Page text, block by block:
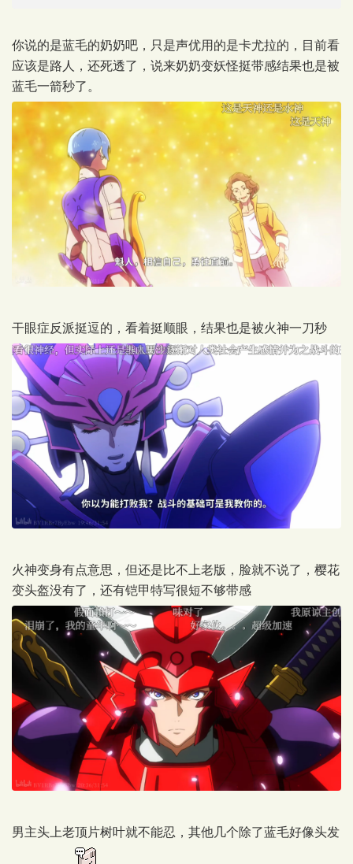
你说的是蓝毛的奶奶吧，只是声优用的是卡尤拉的，目前看
应该是路人，还死透了，说来奶奶变妖怪挺带感结果也是被
蓝毛一箭秒了。
干眼症反派挺逗的，看着挺顺眼，结果也是被火神一刀秒
火神变身有点意思，但还是比不上老版，脸就不说了，樱花
变头盔没有了，还有铠甲特写很短不够带感
男主头上老顶片树叶就不能忍，其他几个除了蓝毛好像头发